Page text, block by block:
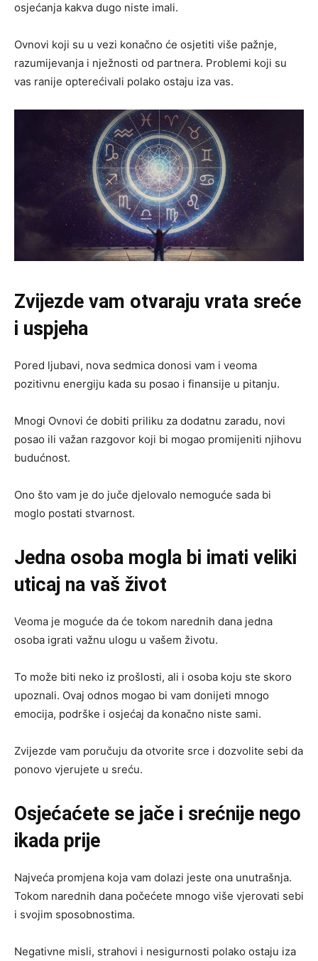
osjećanja kakva dugo niste imali.
Ovnovi koji su u vezi konačno će osjetiti više pažnje,
razumijevanja i nježnosti od partnera. Problemi koji su
vas ranije opterećivali polako ostaju iza vas.
Zvijezde vam otvaraju vrata sreće
i uspjeha
Pored ljubavi, nova sedmica donosi vam i veoma
pozitivnu energiju kada su posao i finansije u pitanju.
Mnogi Ovnovi će dobiti priliku za dodatnu zaradu, novi
posao ili važan razgovor koji bi mogao promijeniti njihovu
budućnost.
Ono što vam je do juče djelovalo nemoguće sada bi
moglo postati stvarnost.
Jedna osoba mogla bi imati veliki
uticaj na vaš život
Veoma je moguće da će tokom narednih dana jedna
osoba igrati važnu ulogu u vašem životu.
To može biti neko iz prošlosti, ali i osoba koju ste skoro
upoznali. Ovaj odnos mogao bi vam donijeti mnogo
emocija, podrške i osjećaj da konačno niste sami.
Zvijezde vam poručuju da otvorite srce i dozvolite sebi da
ponovo vjerujete u sreću.
Osjećaćete se jače i srećnije nego
ikada prije
Najveća promjena koja vam dolazi jeste ona unutrašnja.
Tokom narednih dana počećete mnogo više vjerovati sebi
i svojim sposobnostima.
Negativne misli, strahovi i nesigurnosti polako ostaju iza